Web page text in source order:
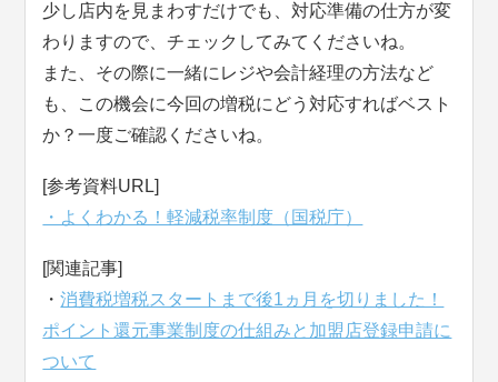
少し店内を見まわすだけでも、対応準備の仕方が変
わりますので、チェックしてみてくださいね。
また、その際に一緒にレジや会計経理の方法など
も、この機会に今回の増税にどう対応すればベスト
か？一度ご確認くださいね。
[参考資料URL]
・よくわかる！軽減税率制度（国税庁）
[関連記事]
・消費税増税スタートまで後1ヵ月を切りました！
ポイント還元事業制度の仕組みと加盟店登録申請に
ついて